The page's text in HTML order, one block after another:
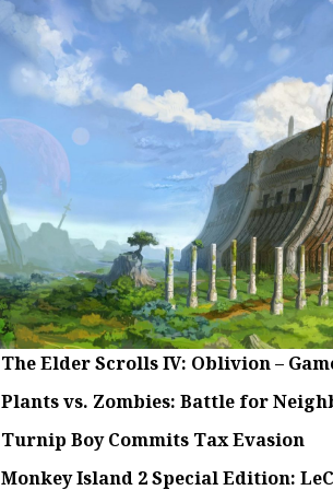
The Elder Scrolls IV: Oblivion –
Plants vs. Zombies: Battle for
Turnip Boy Commits Tax Evasion
Monkey Island 2 Special Edition: